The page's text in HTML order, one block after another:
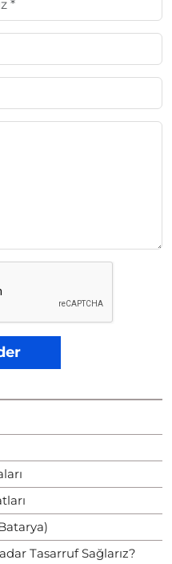
Tasarruf Sağlarız?